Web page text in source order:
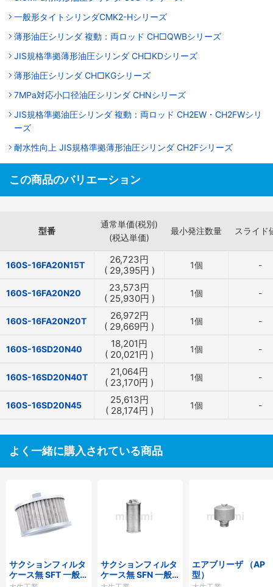
一般形タイトシリンダCMK2-Hシリーズ
薄形油圧シリンダ 複動：両ロッド CH□QWBシリーズ
JIS規格準拠薄形油圧シリンダ CH□KDシリーズ
薄形油圧シリンダ CH□KGシリーズ
7MPa対応小口径油圧シリンダ CHNシリーズ
JIS規格準拠油圧シリンダ 複動：両ロッド CH2EW・CH2FWシリ
ーズ
耐水性向上 JIS規格準拠薄形油圧シリンダ CH2Fシリーズ
この商品のバリエーション
型番
通常単価(税別)
(税込単価)
最小発注数量 スライド
160S-16FA20N15T 26,723円
( 29,395円 ) 1個 -
160S-16FA20N20 23,573円
( 25,930円 ) 1個 -
160S-16FA20N20T 26,972円
( 29,669円 ) 1個 -
160S-16SD20N40 18,201円
( 20,021円 ) 1個 -
160S-16SD20N40T 21,064円
( 23,170円 ) 1個 -
160S-16SD20N45 25,613円
( 28,174円 ) 1個 -
よく一緒に購入されている商品
サクションフィルタ
ケース無 SFT 一般作
動油用
サクションフィルタ
ケース無 SFN 一般
作動油用
エアブリーザ （AP
型）